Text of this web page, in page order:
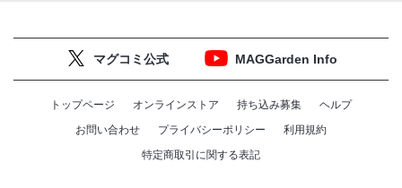
マグコミ公式 MAGGarden Info
トップページ オンラインストア 持ち込み募集
ヘルプ
お問い合わせ
プライバシーポリシー
利用規約
特定商取引に関する表記